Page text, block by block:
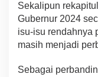
Sekalipun
Gubernur 2024
isu-isu rendahnya
masih menjadi
Sebagai